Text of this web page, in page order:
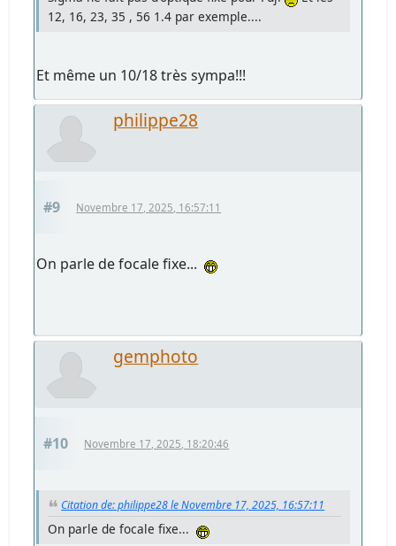
12, 16, 23, 35 , 56 1.4 par exemple....
Et même un 10/18 très sympa!!!
philippe28
#9 Novembre 17, 2025, 16:57:11
On parle de focale fixe...
gemphoto
#10 Novembre 17, 2025, 18:20:46
Citation de: philippe28 le Novembre 17, 2025, 16:57:11
On parle de focale fixe...